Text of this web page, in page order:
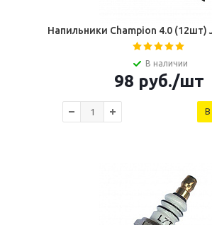
Напильники Champion 4.0 (12шт)
В наличии
98 руб./шт
В